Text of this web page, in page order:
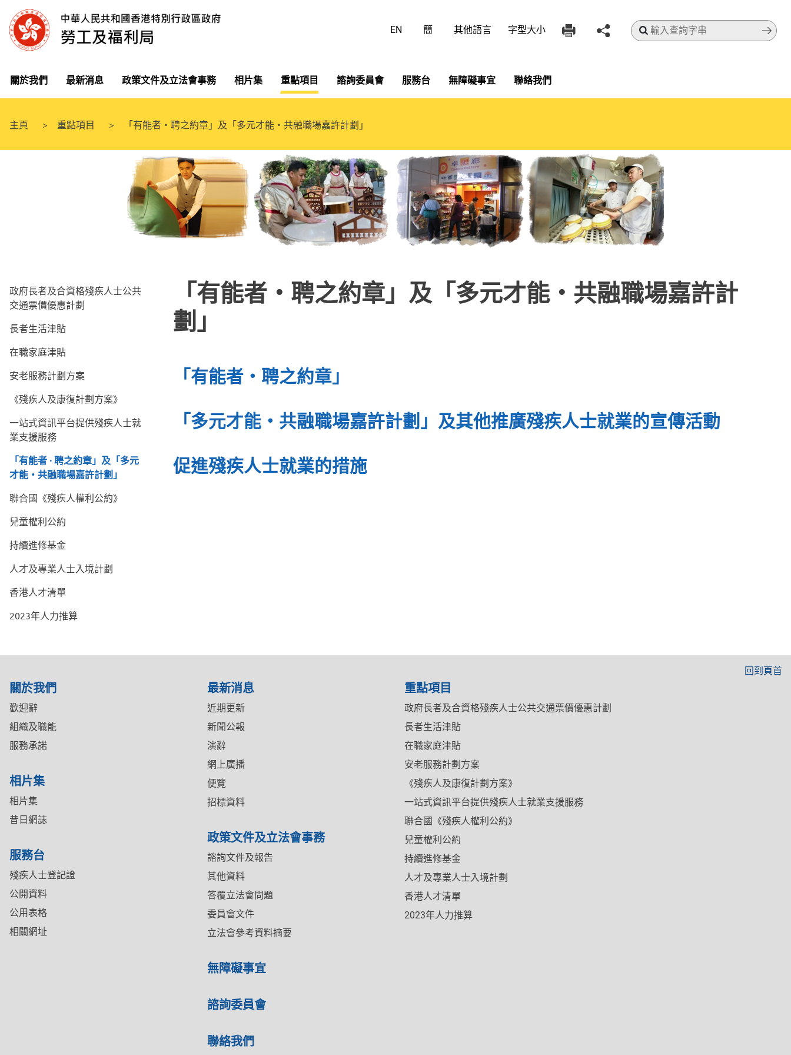
EN 簡 其他語言 字型大小 搜尋
關於我們 最新消息 政策文件及立法會事務 相片集 重點項目 諮詢委員會 服務台 無障礙事宜 聯絡我們
主頁 重點項目 「有能者‧聘之約章」及「多元才能‧共融職場嘉許計劃」
政府長者及合資格殘疾人士公共
交通票價優惠計劃
長者生活津貼
在職家庭津貼
安老服務計劃方案
《殘疾人及康復計劃方案》
一站式資訊平台提供殘疾人士就
業支援服務
「有能者 · 聘之約章」及「多元
才能‧共融職場嘉許計劃」
聯合國《殘疾人權利公約》
兒童權利公約
持續進修基金
人才及專業人士入境計劃
香港人才清單
2023年人力推算
「有能者‧聘之約章」及「多元才能‧共融職場嘉許計
劃」
「有能者‧聘之約章」
「多元才能‧共融職場嘉許計劃」及其他推廣殘疾人士就業的宣傳活動
促進殘疾人士就業的措施
回到頁首
關於我們
歡迎辭
組織及職能
服務承諾
相片集
相片集
昔日網誌
服務台
殘疾人士登記證
公開資料
公用表格
相關網址
最新消息
近期更新
新聞公報
演辭
網上廣播
便覽
招標資料
政策文件及立法會事務
諮詢文件及報告
其他資料
答覆立法會問題
委員會文件
立法會參考資料摘要
無障礙事宜
諮詢委員會
聯絡我們
重點項目
政府長者及合資格殘疾人士公共交通票價優惠計劃
長者生活津貼
在職家庭津貼
安老服務計劃方案
《殘疾人及康復計劃方案》
一站式資訊平台提供殘疾人士就業支援服務
聯合國《殘疾人權利公約》
兒童權利公約
持續進修基金
人才及專業人士入境計劃
香港人才清單
2023年人力推算